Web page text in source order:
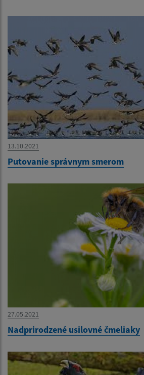
13.10.2021
Putovanie správnym smerom
27.05.2021
Nadprirodzené usilovné čmeliaky